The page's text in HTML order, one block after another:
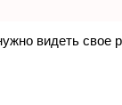
видеть свое